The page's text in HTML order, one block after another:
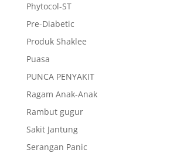
Phytocol-ST
Pre-Diabetic
Produk Shaklee
Puasa
PUNCA PENYAKIT
Ragam Anak-Anak
Rambut gugur
Sakit Jantung
Serangan Panic